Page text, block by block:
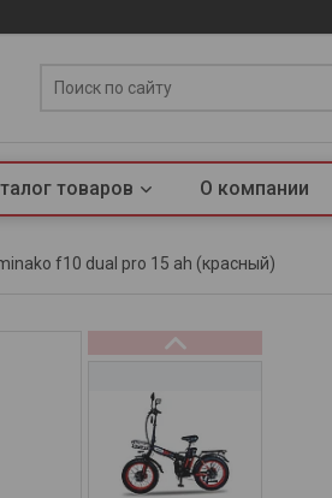
товаров О компании
f10 dual pro 15 ah (красный)